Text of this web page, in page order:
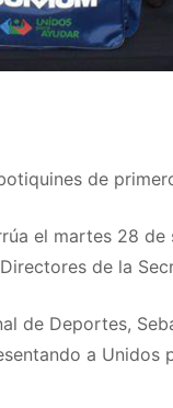
de
el martes 28
de la
de Deportes,
a